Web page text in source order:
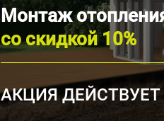
Монтаж
со скидкой 10%
АКЦИЯ